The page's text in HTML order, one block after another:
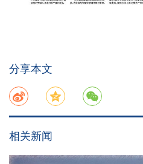
分享本文
相关新闻